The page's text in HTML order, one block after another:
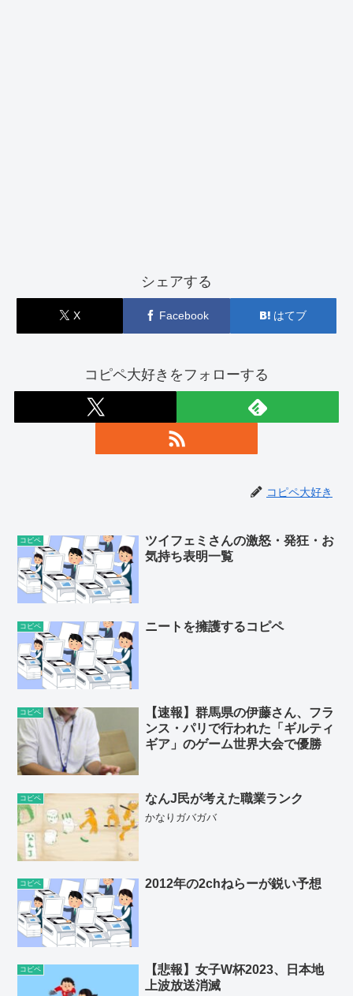
シェアする
X Facebook はてブ
コピペ大好きをフォローする
コピペ大好き
コピペ
ツイフェミさんの激怒・発狂・お
気持ち表明一覧
コピペ ニートを擁護するコピペ
コピペ
【速報】群馬県の伊藤さん、フラ
ンス・パリで行われた「ギルティ
ギア」のゲーム世界大会で優勝
コピペ なんJ民が考えた職業ランク
かなりガバガバ
コピペ 2012年の2chねらーが鋭い予想
コピペ
【悲報】女子W杯2023、日本地
上波放送消滅